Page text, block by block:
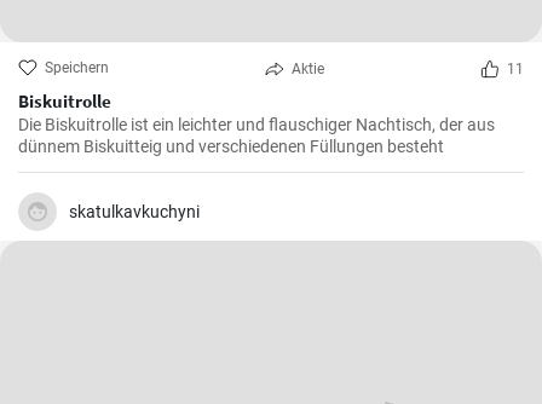
Speichern Aktie 11
Biskuitrolle
Die Biskuitrolle ist ein leichter und flauschiger Nachtisch, der aus
dünnem Biskuitteig und verschiedenen Füllungen besteht
skatulkavkuchyni